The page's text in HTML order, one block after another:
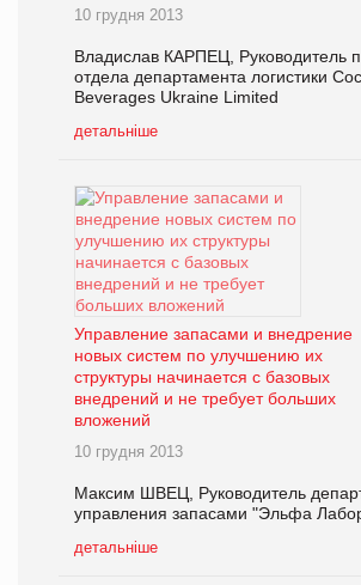
10 грудня 2013
Владислав КАРПЕЦ, Руководитель
отдела департамента логистики
Beverages Ukraine Limited
детальніше
Управление запасами и внедрение
новых систем по улучшению их
структуры начинается с базовых
внедрений и не требует больших
вложений
10 грудня 2013
Максим ШВЕЦ, Руководитель
управления запасами "Эльфа
детальніше